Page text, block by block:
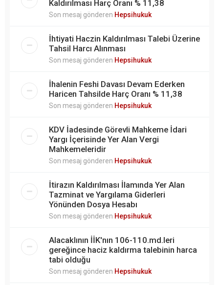
Kaldırılması Harç Oranı % 11,38
Son mesaj gönderen Hepsihukuk
İhtiyati Haczin Kaldırılması Talebi Üzerine
Tahsil Harcı Alınması
Son mesaj gönderen Hepsihukuk
İhalenin Feshi Davası Devam Ederken
Haricen Tahsilde Harç Oranı % 11,38
Son mesaj gönderen Hepsihukuk
KDV İadesinde Görevli Mahkeme İdari
Yargı İçerisinde Yer Alan Vergi
Mahkemeleridir
Son mesaj gönderen Hepsihukuk
İtirazın Kaldırılması İlamında Yer Alan
Tazminat ve Yargılama Giderleri
Yönünden Dosya Hesabı
Son mesaj gönderen Hepsihukuk
Alacaklının İİK'nın 106-110.md.leri
gereğince haciz kaldırma talebinin harca
tabi olduğu
Son mesaj gönderen Hepsihukuk